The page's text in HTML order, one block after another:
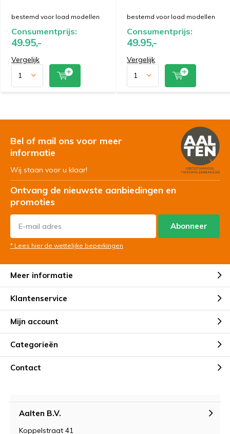
bestemd voor load modellen
Consumentprijs:
49.95,-
Vergelijk
bestemd voor load modellen
Consumentprijs:
49.95,-
Vergelijk
Bel of mail ons voor meer
informatie
Wij staan voor u klaar!
Ontvang de nieuwste aanbiedingen en
promoties
Abonneer
* Lees hier de wettelijke beperkingen
Meer informatie
Klantenservice
Mijn account
Categorieën
Contact
Aalten B.V.
Koppelstraat 41